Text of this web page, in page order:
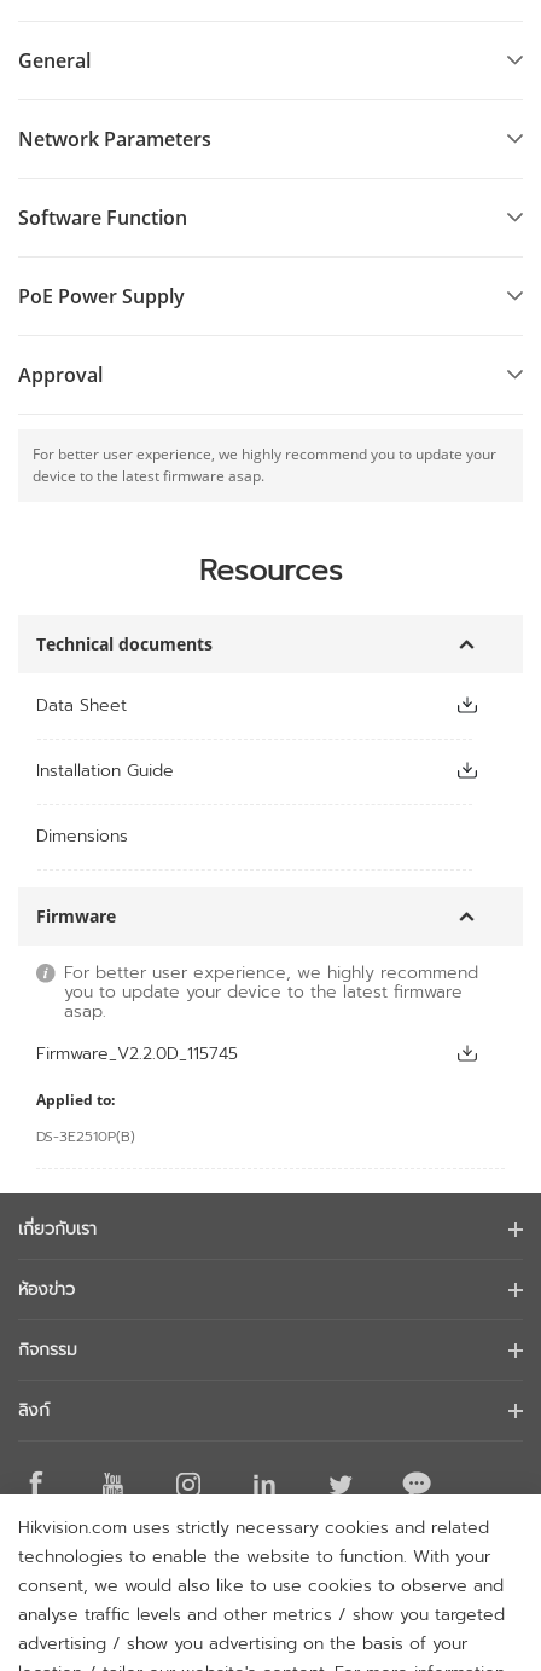
General
Network Parameters
Software Function
PoE Power Supply
Approval
For better user experience, we highly recommend you to update your
device to the latest firmware asap.
Resources
Technical documents
Data Sheet
Installation Guide
Dimensions
Firmware
For better user experience, we highly recommend
you to update your device to the latest firmware
asap.
Firmware_V2.2.0D_115745
Applied to:
DS-3E2510P(B)
Hikvision.com uses strictly necessary cookies and related
technologies to enable the website to function. With your
consent, we would also like to use cookies to observe and
analyse traffic levels and other metrics / show you targeted
advertising / show you advertising on the basis of your
เกี่ยวกับเรา
การรักษาความปลอดภัยทางไซเบอร์
ความยั่งยืน
ติดต่อเรา
ห้องข่าว
เรื่องราวความสำเร็จ
กิจกรรม
ลิงก์
สถานที่ซื้อ
เทคโนโลยีหลัก
แผนผังเว็บไซต์
ติดต่อเรา
สมัครรับจดหมายข่าว